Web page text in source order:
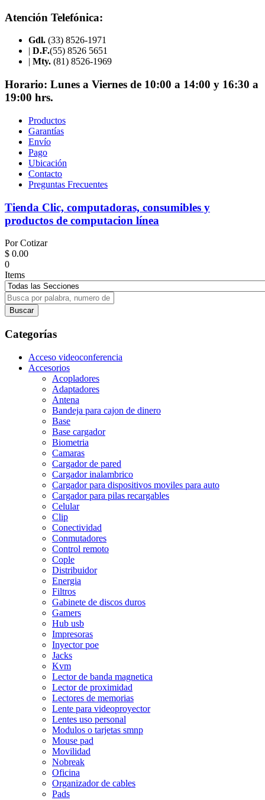
Atención Telefónica:
Gdl. (33) 8526-1971
| D.F.(55) 8526 5651
| Mty. (81) 8526-1969
Horario: Lunes a Viernes de 10:00 a 14:00 y 16:30 a
19:00 hrs.
Productos
Garantías
Envío
Pago
Ubicación
Contacto
Preguntas Frecuentes
Tienda Clic, computadoras, consumibles y
productos de computacion línea
Por Cotizar
$ 0.00
0
Items
Categorías
Acceso videoconferencia
Accesorios
Acopladores
Adaptadores
Antena
Bandeja para cajon de dinero
Base
Base cargador
Biometria
Camaras
Cargador de pared
Cargador inalambrico
Cargador para dispositivos moviles para auto
Cargador para pilas recargables
Celular
Clip
Conectividad
Conmutadores
Control remoto
Cople
Distribuidor
Energia
Filtros
Gabinete de discos duros
Gamers
Hub usb
Impresoras
Inyector poe
Jacks
Kvm
Lector de banda magnetica
Lector de proximidad
Lectores de memorias
Lente para videoproyector
Lentes uso personal
Modulos o tarjetas smnp
Mouse pad
Movilidad
Nobreak
Oficina
Organizador de cables
Pads